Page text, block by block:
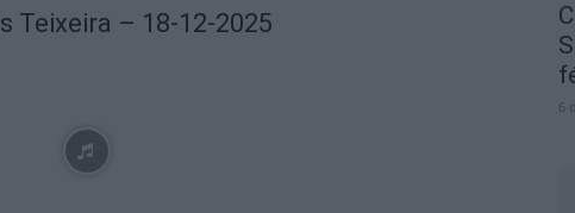
Teixeira – 18-12-2025
6